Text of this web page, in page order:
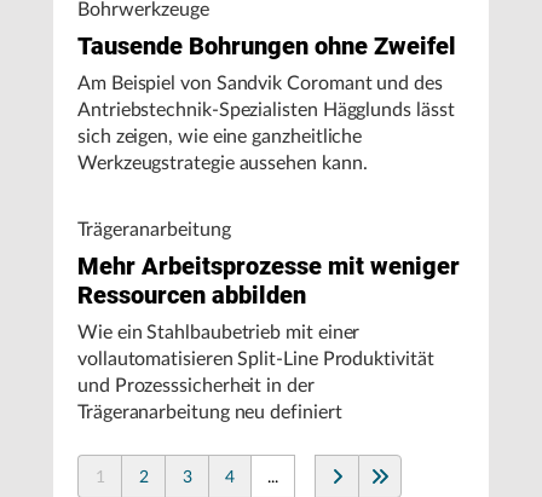
Bohrwerkzeuge
Tausende Bohrungen ohne Zweifel
Am Beispiel von Sandvik Coromant und des
Antriebstechnik-Spezialisten Hägglunds lässt
sich zeigen, wie eine ganzheitliche
Werkzeugstrategie aussehen kann.
Trägeranarbeitung
Mehr Arbeitsprozesse mit weniger
Ressourcen abbilden
Wie ein Stahlbaubetrieb mit einer
vollautomatisieren Split-Line Produktivität
und Prozesssicherheit in der
Trägeranarbeitung neu definiert
1 2 3 4 ...